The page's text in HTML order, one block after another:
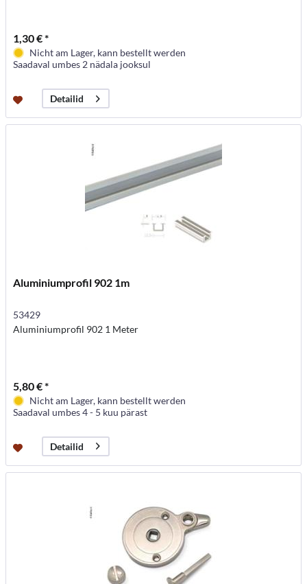
1,30 € *
Nicht am Lager, kann bestellt werden
Saadaval umbes 2 nädala jooksul
Detailid
Aluminiumprofil 902 1m
53429
Aluminiumprofil 902 1 Meter
5,80 € *
Nicht am Lager, kann bestellt werden
Saadaval umbes 4 - 5 kuu pärast
Detailid